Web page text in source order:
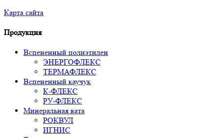
Карта сайта
Продукция
Вспененный полиэтилен
ЭНЕРГОФЛЕКС
ТЕРМАФЛЕКС
Вспененный каучук
К-ФЛЕКС
РУ-ФЛЕКС
Минеральная вата
РОКВУЛ
ИГНИС